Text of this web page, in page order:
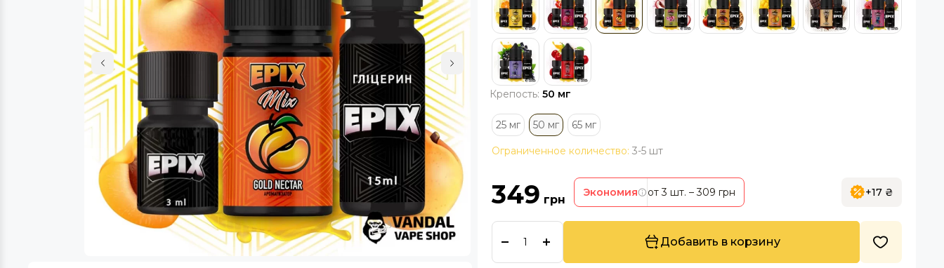
Крепость: 50 мг
25 мг 50 мг 65 мг
Ограниченное количество: 3-5 шт
349 грн
Экономия от 3 шт. – 309 грн +17 ₴
Добавить в корзину